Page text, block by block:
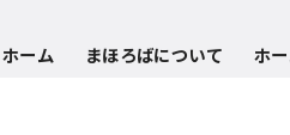
ホーム まほろばについて ホ